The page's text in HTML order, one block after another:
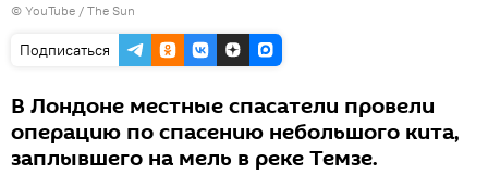
© YouTube / The Sun
Подписаться
В Лондоне местные спасатели провели
операцию по спасению небольшого кита,
заплывшего на мель в реке Темзе.